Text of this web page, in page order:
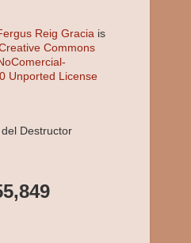
Reig Gracia is
Commons
Unported License
Destructor